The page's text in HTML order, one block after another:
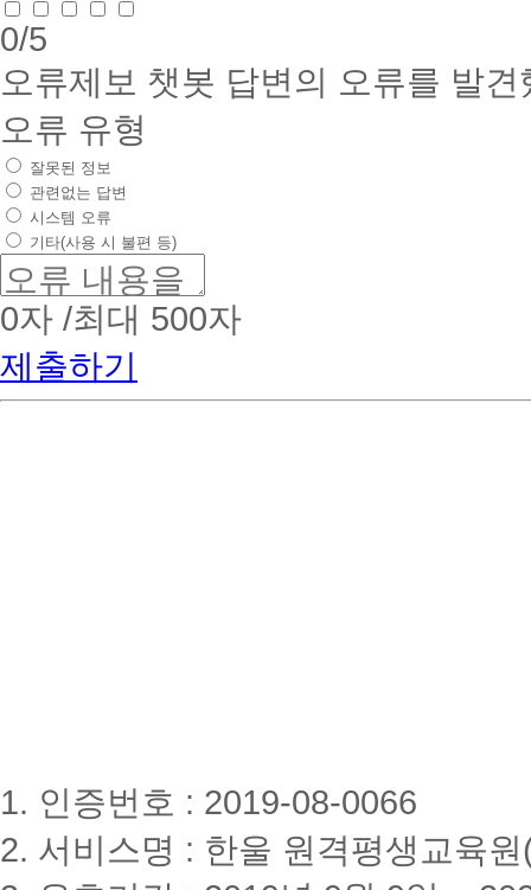
0/5
오류제보 챗봇 답변의 오류를 발
오류 유형
잘못된 정보
관련없는 답변
시스템 오류
기타(사용 시 불편 등)
0자 /최대 500자
제출하기
1. 인증번호 : 2019-08-0066
2. 서비스명 : 한울 원격평생교육